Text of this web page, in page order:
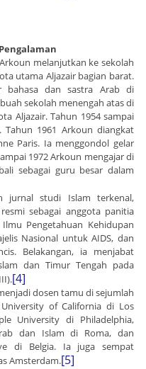
melanjutkan ke sekolah
utama Aljazair bagian barat.
bahasa dan sastra Arab di
sekolah menengah atas di
Aljazair. Tahun 1954 sampai
Tahun 1961 Arkoun diangkat
Paris. Ia menggondol gelar
1972 Arkoun mengajar di
sebagai guru besar dalam
jurnal studi Islam terkenal,
sebagai anggota panitia
Pengetahuan Kehidupan
Nasional untuk AIDS, dan
Belakangan, ia menjabat
dan Timur Tengah pada
[4]
dosen tamu di sejumlah
of California di Los
University di Philadelphia,
dan Islam di Roma, dan
di Belgia. Ia juga sempat
Amsterdam.[5]